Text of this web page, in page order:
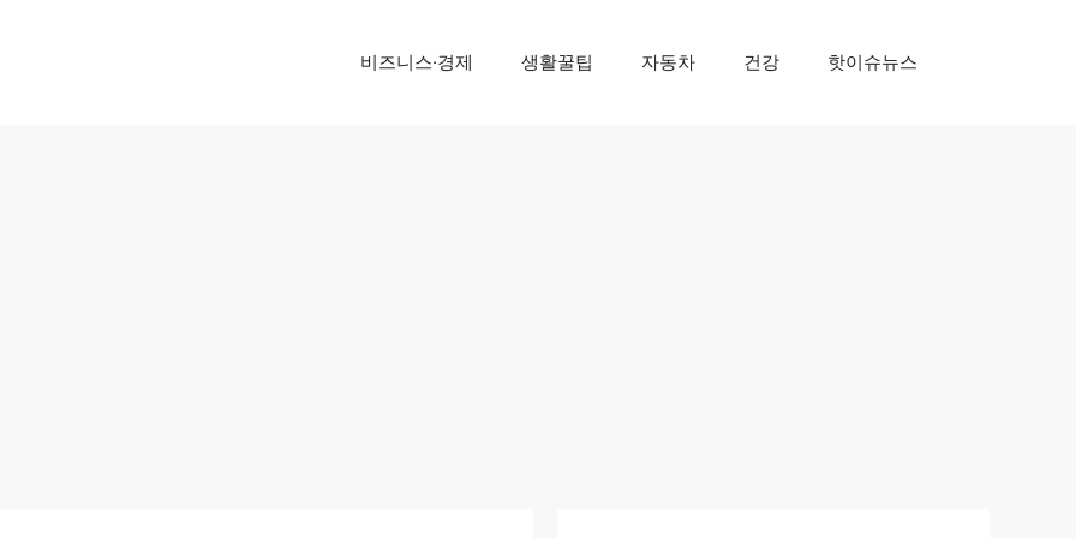
비즈니스·경제 생활꿀팁 자동차 건강 핫이슈뉴스